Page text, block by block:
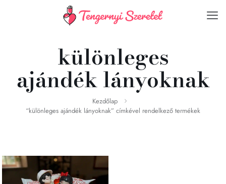
különleges
ajándék lányoknak
Kezdőlap
“különleges ajándék lányoknak” címkével rendelkező termékek